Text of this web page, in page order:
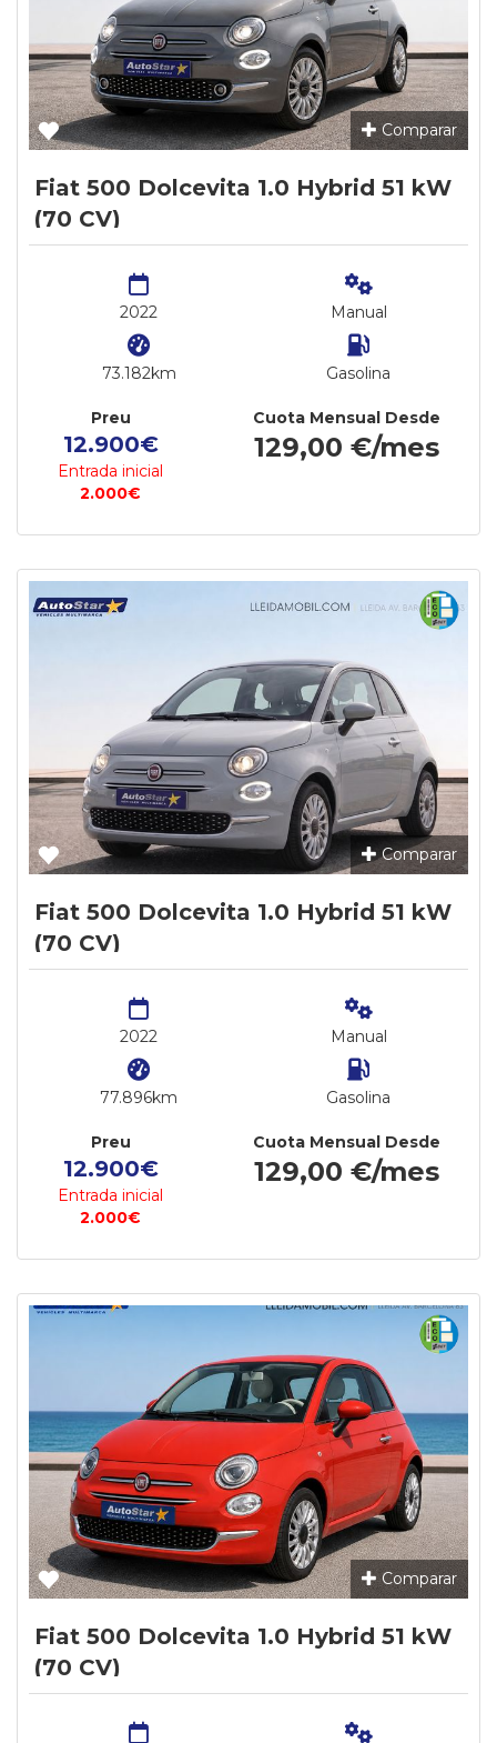
Comparar
Fiat 500 Dolcevita 1.0 Hybrid 51 kW
(70 CV)
2022
73.182km
Manual
Gasolina
Preu
12.900€
Entrada inicial
2.000€
Cuota Mensual Desde
129,00 €/mes
Comparar
Fiat 500 Dolcevita 1.0 Hybrid 51 kW
(70 CV)
2022
77.896km
Manual
Gasolina
Preu
12.900€
Entrada inicial
2.000€
Cuota Mensual Desde
129,00 €/mes
Comparar
Fiat 500 Dolcevita 1.0 Hybrid 51 kW
(70 CV)